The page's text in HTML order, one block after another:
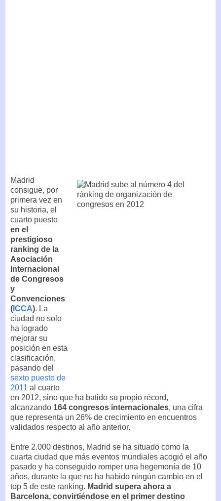
Madrid
consigue, por
primera vez en
su historia, el
cuarto puesto
en el
prestigioso
ranking de la
Asociación
Internacional
de Congresos
y
Convenciones
( ICCA). La
ciudad no solo
ha logrado
mejorar su
posición en esta
clasificación,
pasando del
sexto puesto de
2011 al cuarto
en 2012, sino que ha batido su propio récord,
alcanzando 164 congresos internacionales, una cifra
que representa un 26% de crecimiento en encuentros
validados respecto al año anterior.
Entre 2.000 destinos, Madrid se ha situado como la
cuarta ciudad que más eventos mundiales acogió el año
pasado y ha conseguido romper una hegemonía de 10
años, durante la que no ha habido ningún cambio en el
top 5 de este ranking. Madrid supera ahora a
Barcelona, convirtiéndose en el primer destino